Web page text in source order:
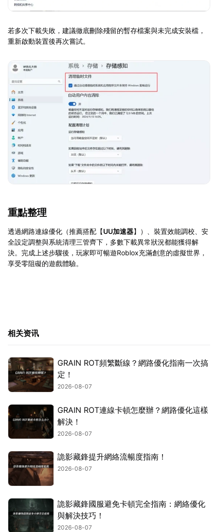
若多次下載失敗，建議徹底刪除殘留的暫存檔案與未完成安裝檔，
重新啟動裝置後再次嘗試。
重點整理
透過網路連線優化（推薦搭配【UU加速器】）、裝置效能調校、安
全設定調整與系統清理三管齊下，多數下載異常狀況都能獲得解
決。完成上述步驟後，玩家即可暢遊Roblox充滿創意的虛擬世界，
享受零阻礙的遊戲體驗。
相关资讯
GRAIN ROT頻繁斷線？網路優化指南一次搞
定！
2026-08-07
GRAIN ROT連線卡頓怎麼辦？網路優化這樣
解決！
2026-08-07
詭影藏鋒提升網絡流暢度指南！
2026-08-07
詭影藏鋒國服避免卡頓完全指南：網絡優化
與解決技巧！
2026-08-07